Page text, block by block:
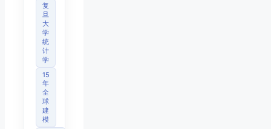
复
旦
大
学
统
计
学
15
年
全
球
建
模